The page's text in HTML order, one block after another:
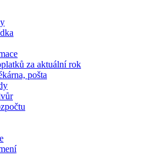
za aktuální rok
pošta